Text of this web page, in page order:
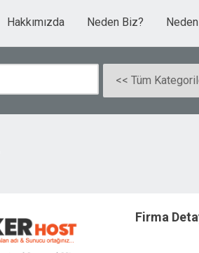
Hakkımızda Neden Biz?
Firma